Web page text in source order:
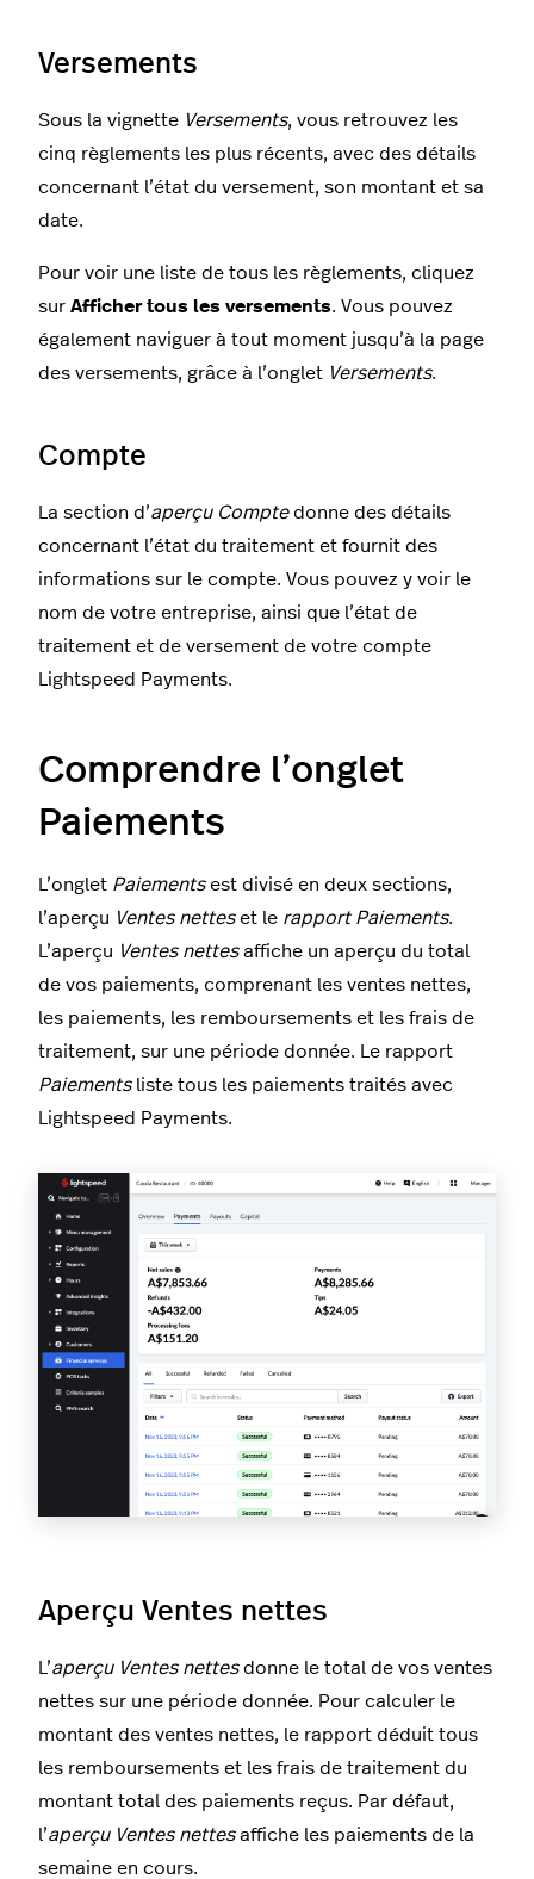
Versements
Sous la vignette Versements, vous retrouvez les
cinq règlements les plus récents, avec des détails
concernant l’état du versement, son montant et sa
date.
Pour voir une liste de tous les règlements, cliquez
sur Afficher tous les versements. Vous pouvez
également naviguer à tout moment jusqu’à la page
des versements, grâce à l’onglet Versements.
Compte
La section d’aperçu Comptedonne des détails
concernant l’état du traitement et fournit des
informations sur le compte. Vous pouvez y voir le
nom de votre entreprise, ainsi que l’état de
traitement et de versement de votre compte
Lightspeed Payments.
Comprendre l’onglet
Paiements
L’onglet Paiementsest divisé en deux sections,
l’aperçu Ventes netteset le rapport Paiements.
L’aperçu Ventes nettesaffiche un aperçu du total
de vos paiements, comprenant les ventes nettes,
les paiements, les remboursements et les frais de
traitement, sur une période donnée. Le rapport
Paiementsliste tous les paiements traités avec
Lightspeed Payments.
Aperçu Ventes nettes
L’aperçu Ventes nettesdonne le total de vos ventes
nettes sur une période donnée. Pour calculer le
montant des ventes nettes, le rapport déduit tous
les remboursements et les frais de traitement du
montant total des paiements reçus. Par défaut,
l’aperçu Ventes nettesaffiche les paiements de la
semaine en cours.